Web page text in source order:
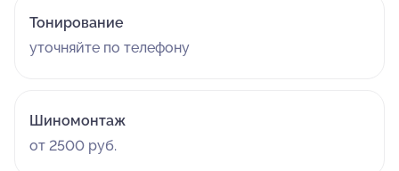
Тонирование
уточняйте по телефону
Шиномонтаж
от 2500 руб.